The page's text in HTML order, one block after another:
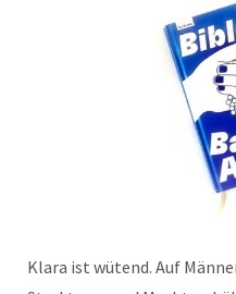
Klara ist wütend. Auf